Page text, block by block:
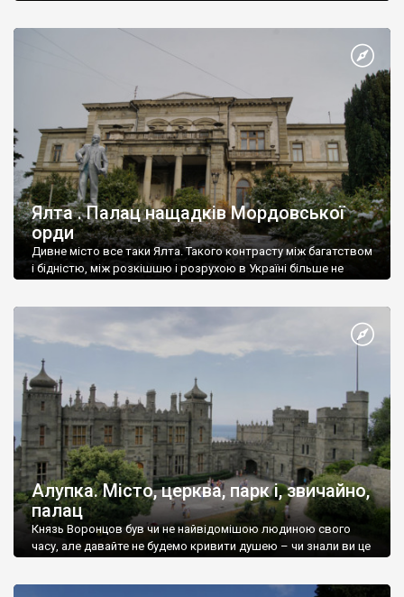
Ялта . Палац нащадків Мордовської
орди
Дивне місто все таки Ялта. Такого контрасту між багатством
і бідністю, між розкішшю і розрухою в Україні більше не
Алупка. Місто, церква, парк і, звичайно,
палац
Князь Воронцов був чи не найвідомішою людиною свого
часу, але давайте не будемо кривити душею – чи знали ви це